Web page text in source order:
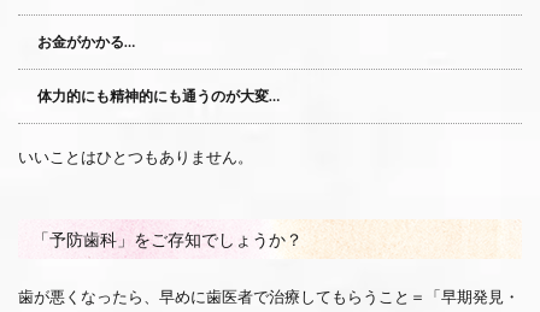
お金がかかる…
体力的にも精神的にも通うのが大変…
いいことはひとつもありません。
「予防歯科」をご存知でしょうか？
歯が悪くなったら、早めに歯医者で治療してもらうこと＝「早期発見・